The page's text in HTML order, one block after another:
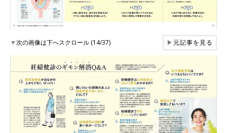
▼次の画像は下へスクロール (14/37) ▶元記事を見る